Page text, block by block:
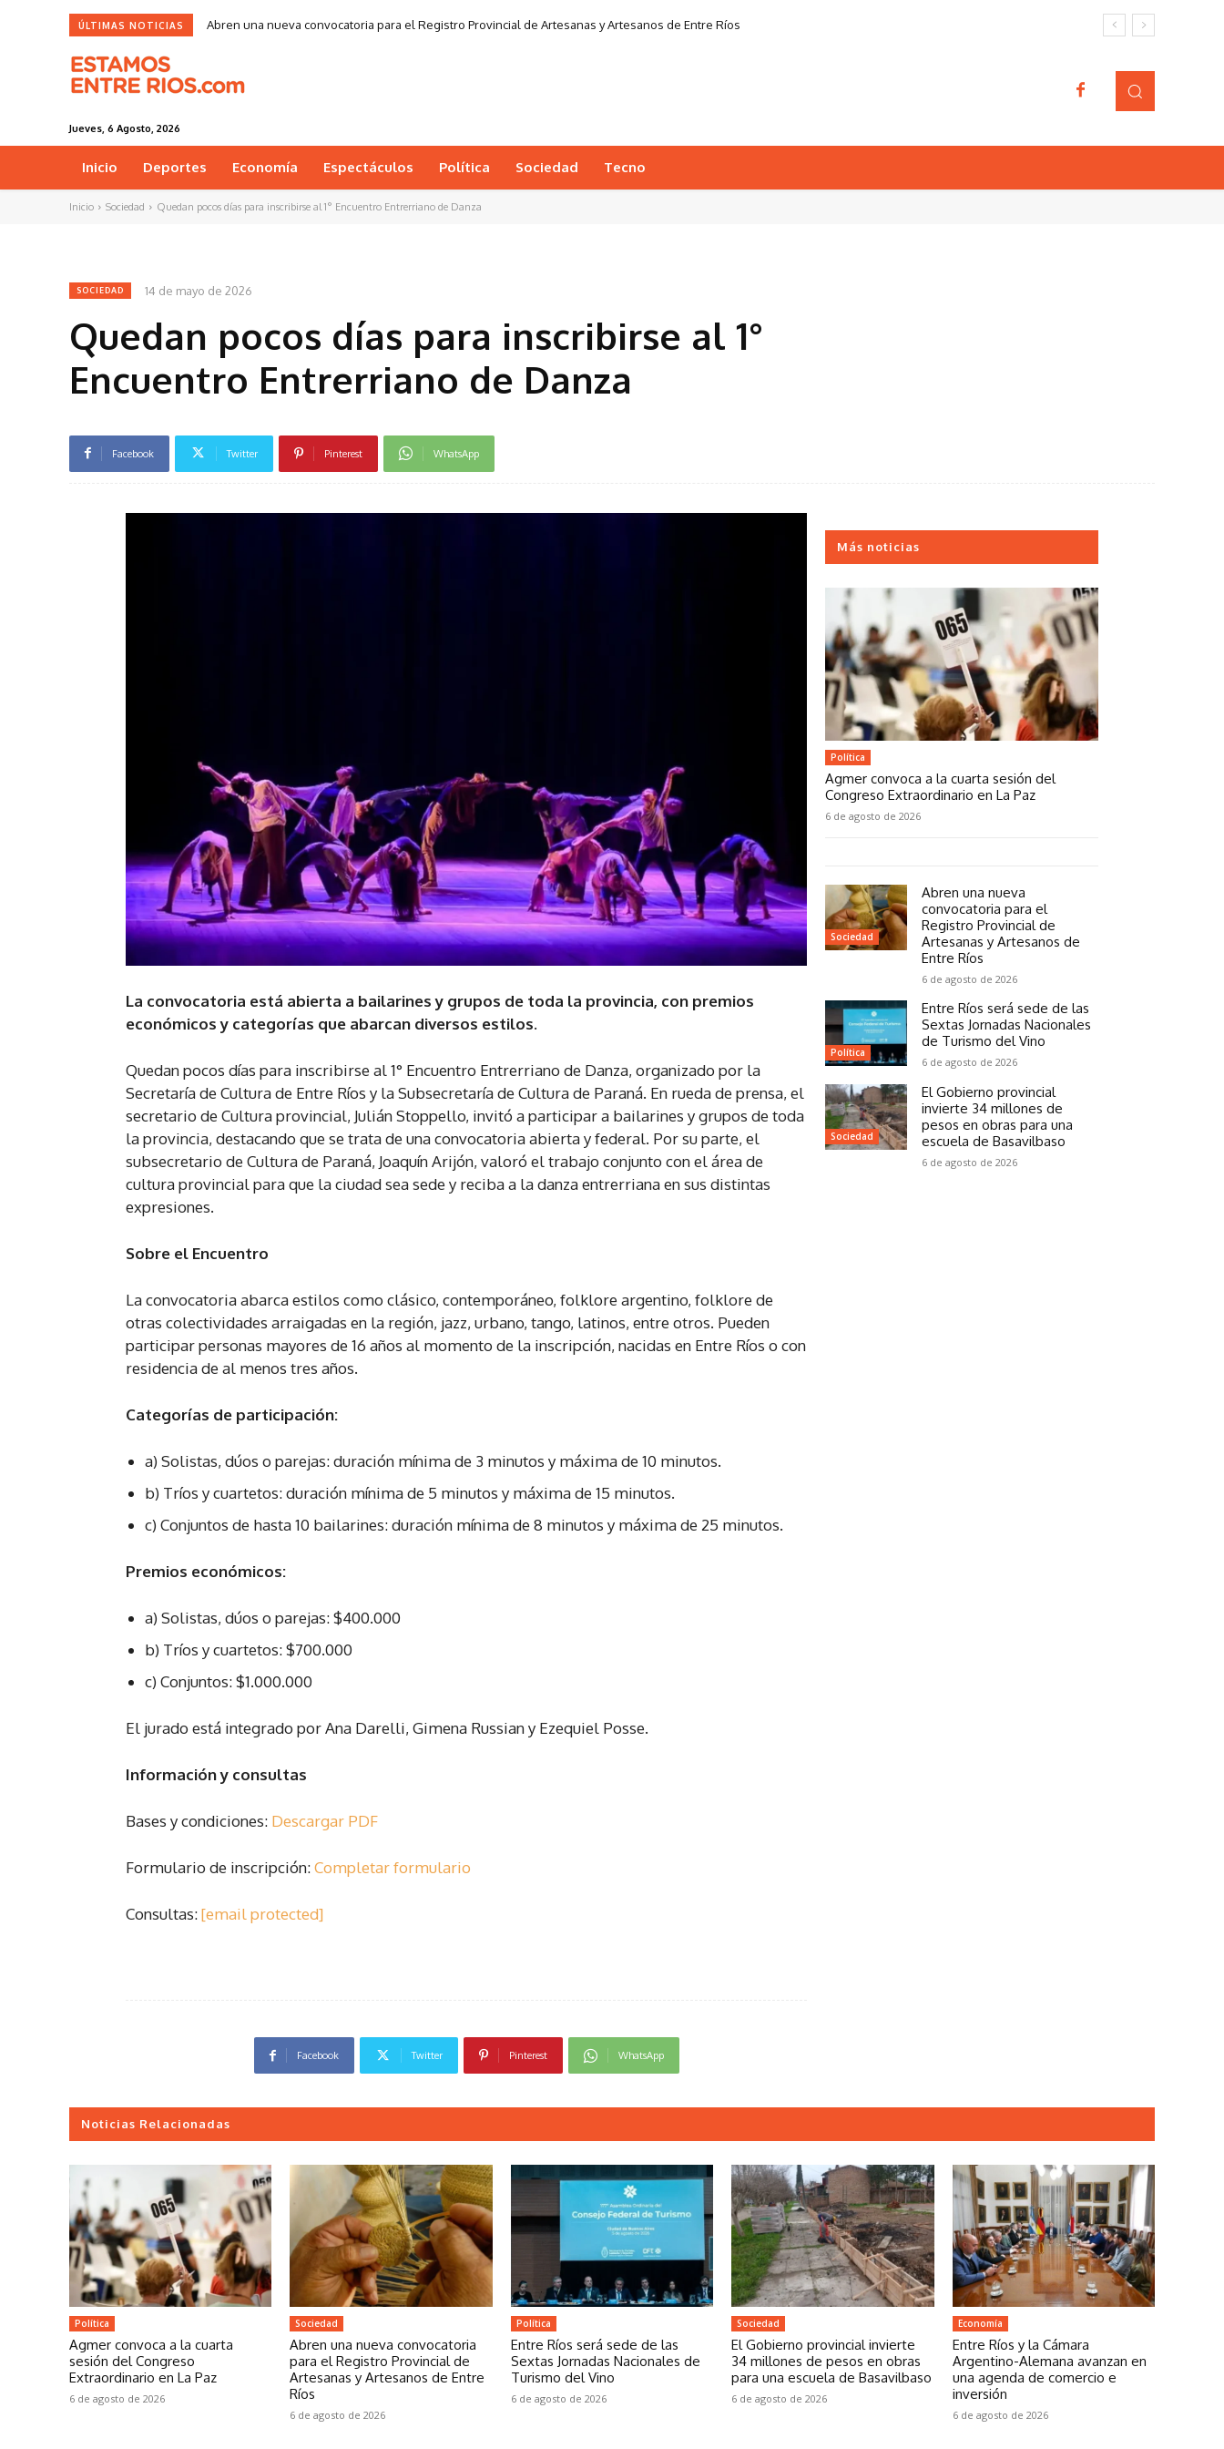
ÚLTIMAS NOTICIAS Abren una nueva convocatoria para el Registro Provincial de Artesanas y Artesanos de Entre Ríos
Jueves, 6 Agosto, 2026
Inicio Deportes Economía Espectáculos Política Sociedad Tecno
Inicio Sociedad Quedan pocos días para inscribirse al 1° Encuentro Entrerriano de Danza
SOCIEDAD 14 de mayo de 2026
Quedan pocos días para inscribirse al 1°
Encuentro Entrerriano de Danza
Facebook Twitter Pinterest WhatsApp
La convocatoria está abierta a bailarines y grupos de toda la provincia, con premios
económicos y categorías que abarcan diversos estilos.
Quedan pocos días para inscribirse al 1° Encuentro Entrerriano de Danza, organizado por la
Secretaría de Cultura de Entre Ríos y la Subsecretaría de Cultura de Paraná. En rueda de prensa, el
secretario de Cultura provincial, Julián Stoppello, invitó a participar a bailarines y grupos de toda
la provincia, destacando que se trata de una convocatoria abierta y federal. Por su parte, el
subsecretario de Cultura de Paraná, Joaquín Arijón, valoró el trabajo conjunto con el área de
cultura provincial para que la ciudad sea sede y reciba a la danza entrerriana en sus distintas
expresiones.
Sobre el Encuentro
La convocatoria abarca estilos como clásico, contemporáneo, folklore argentino, folklore de
otras colectividades arraigadas en la región, jazz, urbano, tango, latinos, entre otros. Pueden
participar personas mayores de 16 años al momento de la inscripción, nacidas en Entre Ríos o con
residencia de al menos tres años.
Categorías de participación:
a) Solistas, dúos o parejas: duración mínima de 3 minutos y máxima de 10 minutos.
b) Tríos y cuartetos: duración mínima de 5 minutos y máxima de 15 minutos.
c) Conjuntos de hasta 10 bailarines: duración mínima de 8 minutos y máxima de 25 minutos.
Premios económicos:
a) Solistas, dúos o parejas: $400.000
b) Tríos y cuartetos: $700.000
c) Conjuntos: $1.000.000
El jurado está integrado por Ana Darelli, Gimena Russian y Ezequiel Posse.
Información y consultas
Bases y condiciones: Descargar PDF
Formulario de inscripción:Completar formulario
Consultas:[email protected]
Facebook Twitter Pinterest WhatsApp
Más noticias
Política
Agmer convoca a la cuarta sesión del
Congreso Extraordinario en La Paz
6 de agosto de 2026
Sociedad
Abren una nueva
convocatoria para el
Registro Provincial de
Artesanas y Artesanos de
Entre Ríos
6 de agosto de 2026
Política
Entre Ríos será sede de las
Sextas Jornadas Nacionales
de Turismo del Vino
6 de agosto de 2026
Sociedad
El Gobierno provincial
invierte 34 millones de
pesos en obras para una
escuela de Basavilbaso
6 de agosto de 2026
Noticias Relacionadas
Política
Agmer convoca a la cuarta
sesión del Congreso
Extraordinario en La Paz
6 de agosto de 2026
Sociedad
Abren una nueva convocatoria
para el Registro Provincial de
Artesanas y Artesanos de Entre
Ríos
6 de agosto de 2026
Política
Entre Ríos será sede de las
Sextas Jornadas Nacionales de
Turismo del Vino
6 de agosto de 2026
Sociedad
El Gobierno provincial invierte
34 millones de pesos en obras
para una escuela de Basavilbaso
6 de agosto de 2026
Economía
Entre Ríos y la Cámara
Argentino-Alemana avanzan en
una agenda de comercio e
inversión
6 de agosto de 2026